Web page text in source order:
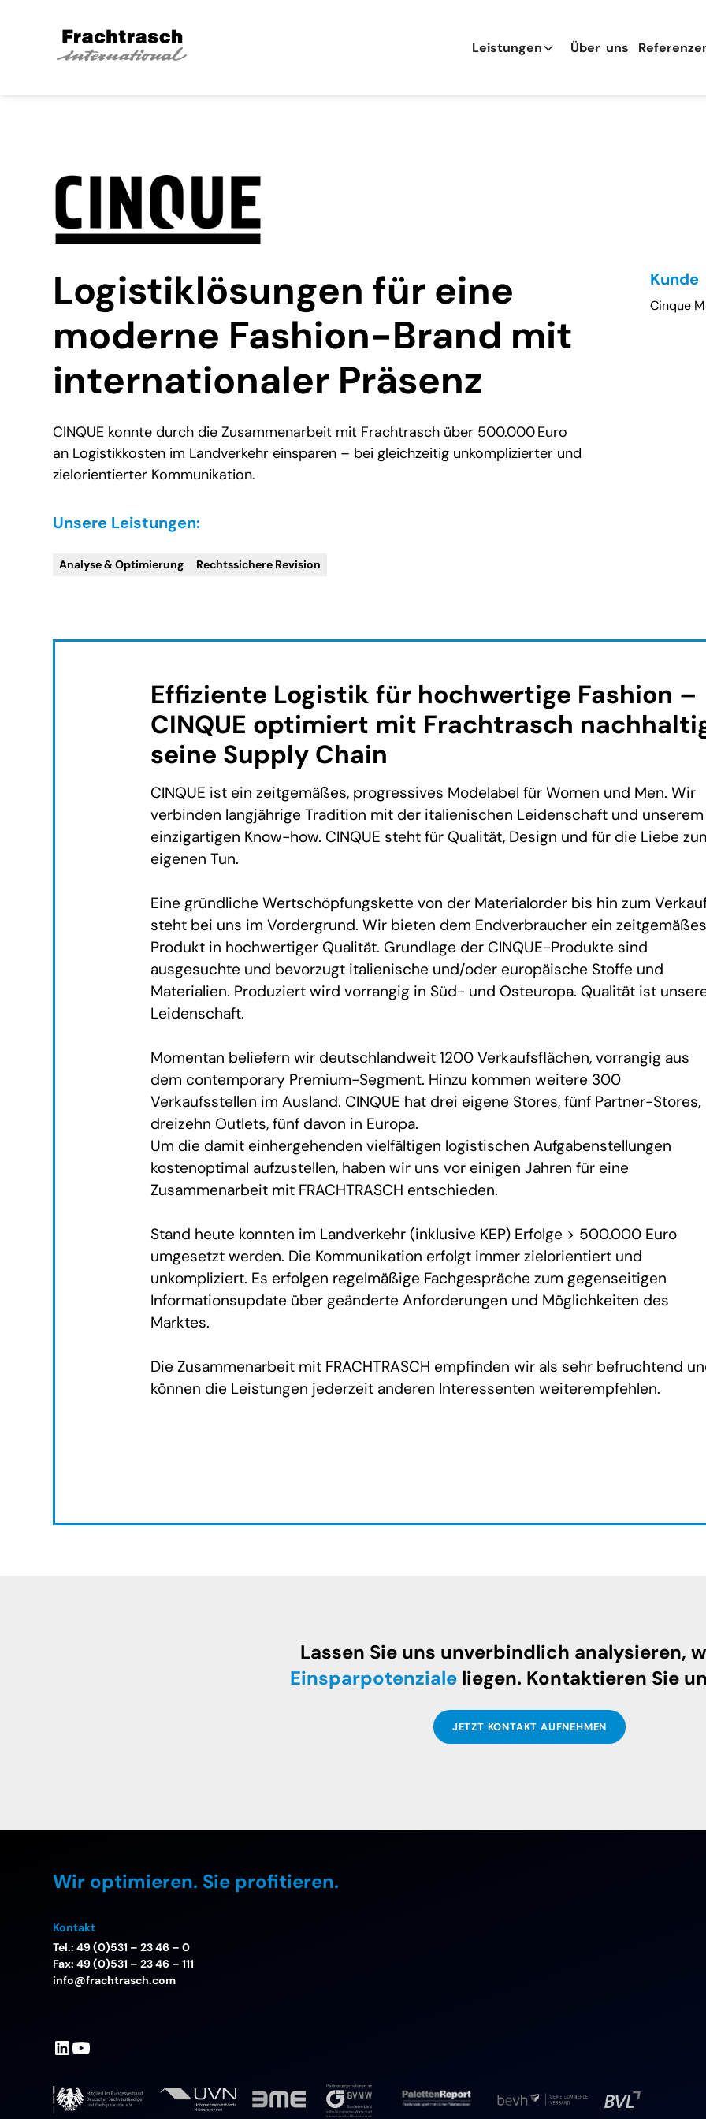
Leistungen Über uns
Logistiklösungen für eine
moderne Fashion-Brand mit
internationaler Präsenz
CINQUE konnte durch die Zusammenarbeit mit Frachtrasch über 500.000 Euro
an Logistikkosten im Landverkehr einsparen – bei gleichzeitig unkomplizierter und
zielorientierter Kommunikation.
Unsere Leistungen:
Analyse & Optimierung Rechtssichere Revision
Kunde
Cinque
Effiziente Logistik für hochwertige Fashion –
CINQUE optimiert mit Frachtrasch
seine Supply Chain
CINQUE ist ein zeitgemäßes, progressives Modelabel für Women und Men. Wir
verbinden langjährige Tradition mit der italienischen Leidenschaft und unserem
einzigartigen Know-how. CINQUE steht für Qualität, Design und für die Liebe
eigenen Tun.
Eine gründliche Wertschöpfungskette von der Materialorder bis hin zum
steht bei uns im Vordergrund. Wir bieten dem Endverbraucher ein zeitgemäßes
Produkt in hochwertiger Qualität. Grundlage der CINQUE-Produkte sind
ausgesuchte und bevorzugt italienische und/oder europäische Stoffe und
Materialien. Produziert wird vorrangig in Süd- und Osteuropa. Qualität ist
Leidenschaft.
Momentan beliefern wir deutschlandweit 1200 Verkaufsflächen, vorrangig aus
dem contemporary Premium-Segment. Hinzu kommen weitere 300
Verkaufsstellen im Ausland. CINQUE hat drei eigene Stores, fünf Partner-Stores,
dreizehn Outlets, fünf davon in Europa.
Um die damit einhergehenden vielfältigen logistischen Aufgabenstellungen
kostenoptimal aufzustellen, haben wir uns vor einigen Jahren für eine
Zusammenarbeit mit FRACHTRASCH entschieden.
Stand heute konnten im Landverkehr (inklusive KEP) Erfolge > 500.000 Euro
umgesetzt werden. Die Kommunikation erfolgt immer zielorientiert und
unkompliziert. Es erfolgen regelmäßige Fachgespräche zum gegenseitigen
Informationsupdate über geänderte Anforderungen und Möglichkeiten des
Marktes.
Die Zusammenarbeit mit FRACHTRASCH empfinden wir als sehr befruchtend
können die Leistungen jederzeit anderen Interessenten weiterempfehlen.
Lassen Sie uns unverbindlich analysieren,
Einsparpotenziale liegen. Kontaktieren Sie
JETZT KONTAKT AUFNEHMEN
Wir optimieren. Sie profitieren.
Kontakt
Tel.: 49 (0)531 – 23 46 – 0
Fax: 49 (0)531 – 23 46 – 111
info@frachtrasch.com